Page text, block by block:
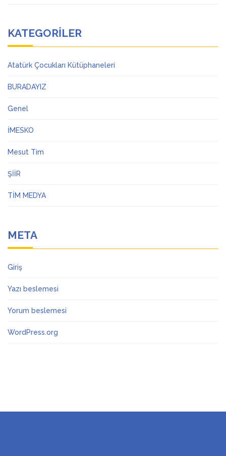
KATEGORILER
Atatürk Çocukları Kütüphaneleri
BURADAYIZ
Genel
İMESKO
Mesut Tim
ŞİİR
TİM MEDYA
META
Giriş
Yazı beslemesi
Yorum beslemesi
WordPress.org